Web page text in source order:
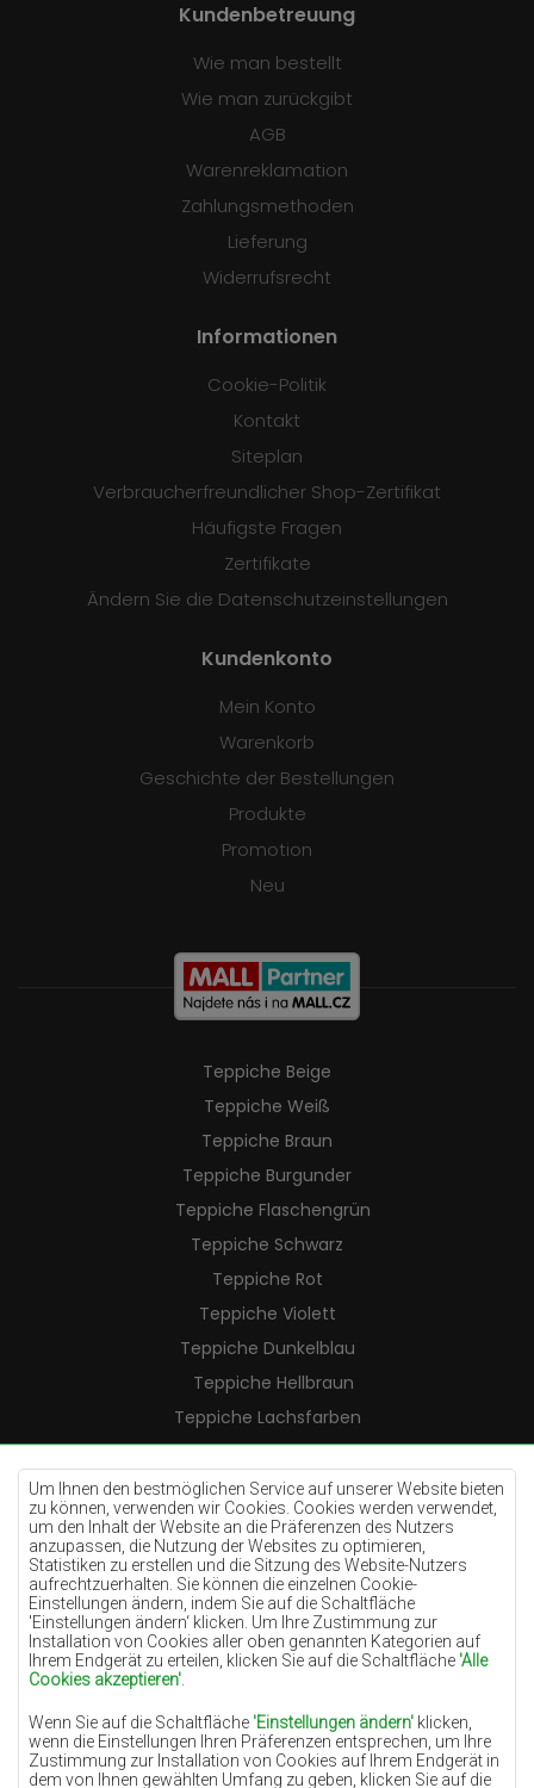
Um Ihnen den bestmöglichen Service auf unserer Website bieten
zu können, verwenden wir Cookies. Cookies werden verwendet,
um den Inhalt der Website an die Präferenzen des Nutzers
anzupassen, die Nutzung der Websites zu optimieren,
Statistiken zu erstellen und die Sitzung des Website-Nutzers
aufrechtzuerhalten. Sie können die einzelnen Cookie-
Einstellungen ändern, indem Sie auf die Schaltfläche
'Einstellungen ändern‘ klicken. Um Ihre Zustimmung zur
Installation von Cookies aller oben genannten Kategorien auf
Ihrem Endgerät zu erteilen, klicken Sie auf die Schaltfläche 'Alle
Cookies akzeptieren'
Wenn Sie auf die Schaltfläche 'Einstellungen ändern' klicken,
wenn die Einstellungen Ihren Präferenzen entsprechen, um Ihre
Zustimmung zur Installation von Cookies auf Ihrem Endgerät in
dem von Ihnen gewählten Umfang zu geben, klicken Sie auf die
Kundenbetreuung
Wie man bestellt
Wie man zurückgibt
AGB
Warenreklamation
Zahlungsmethoden
Lieferung
Widerrufsrecht
Informationen
Cookie-Politik
Kontakt
Siteplan
Verbraucherfreundlicher Shop-Zertifikat
Häufigste Fragen
Zertifikate
Ändern Sie die Datenschutzeinstellungen
Kundenkonto
Mein Konto
Warenkorb
Geschichte der Bestellungen
Produkte
Promotion
Neu
Teppiche Beige
Teppiche Weiß
Teppiche Braun
Teppiche Burgunder
Teppiche Flaschengrün
Teppiche Schwarz
Teppiche Rot
Teppiche Violett
Teppiche Dunkelblau
Teppiche Hellbraun
Teppiche Lachsfarben
Teppiche Cremefarben
Teppiche Lilac
Teppiche Gelb
Teppiche Pfefferminz
Teppiche Blau
Teppiche Orange
Teppiche Rosa
Teppiche Terrakotte
Teppiche Grün